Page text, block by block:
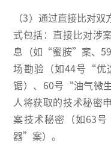
（3）通过直接比对
式包括：直接比对涉
息（如“蜜胺”案、
场勘验（如44号“优
锯）、60号“油气微
人将获取的技术秘密
案技术秘密（如63
器”案）。